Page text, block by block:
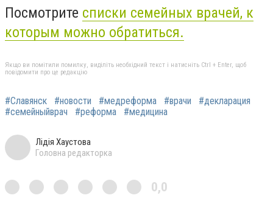
Посмотрите списки семейных врачей, к
которым можно обратиться.
Якщо ви помітили помилку, виділіть необхідний текст і натисніть Ctrl + Enter, щоб
повідомити про це редакцію
#Славянск #новости #медреформа #врачи
#декларация
#семейныйврач
#реформа #медицина
Лідія Хаустова
Головна редакторка
0,0